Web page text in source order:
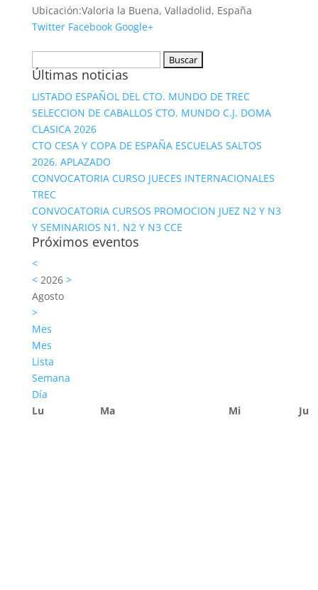
Ubicación:Valoria la Buena, Valladolid, España
Twitter Facebook Google+
Últimas noticias
LISTADO ESPAÑOL DEL CTO. MUNDO DE TREC
SELECCION DE CABALLOS CTO. MUNDO C.J. DOMA
CLASICA 2026
CTO CESA Y COPA DE ESPAÑA ESCUELAS SALTOS
2026. APLAZADO
CONVOCATORIA CURSO JUECES INTERNACIONALES
TREC
CONVOCATORIA CURSOS PROMOCION JUEZ N2 Y N3
Y SEMINARIOS N1, N2 Y N3 CCE
Próximos eventos
<
<2026 >
Agosto
>
Mes
Mes
Lista
Semana
Día
Lu
Ma Mi Ju